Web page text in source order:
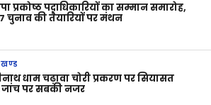
प्रकोष्ठ पदाधिकारियों का सम्मान समारोह,
चुनाव की तैयारियों पर मंथन
धाम चढ़ावा चोरी प्रकरण पर सियासत
पर सबकी नजर